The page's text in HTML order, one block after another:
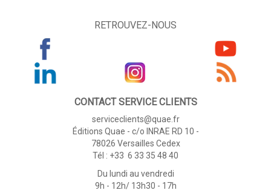
RETROUVEZ-NOUS
CONTACT SERVICE CLIENTS
serviceclients@quae.fr
Éditions Quae - c/o INRAE RD 10 -
78026 Versailles Cedex
Tél : +33 6 33 35 48 40
Du lundi au vendredi
9h - 12h/ 13h30 - 17h